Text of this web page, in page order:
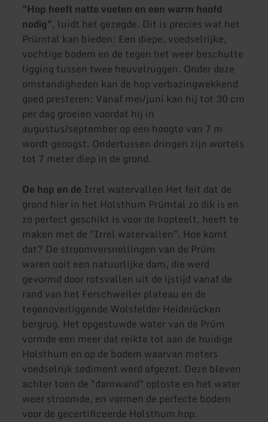
"Hop heeft natte voeten en een warm hoofd
nodig", luidt het gezegde. Dit is precies wat het
Prümtal kan bieden: Een diepe, voedselrijke,
vochtige bodem en de tegen het weer beschutte
ligging tussen twee heuvelruggen. Onder deze
omstandigheden kan de hop verbazingwekkend
goed presteren: Vanaf mei/juni kan hij tot 30 cm
per dag groeien voordat hij in
augustus/september op een hoogte van 7 m
wordt geoogst. Ondertussen dringen zijn wortels
tot 7 meter diep in de grond.
De hop en de Irrel watervallen Het feit dat de
grond hier in het Holsthum Prümtal zo dik is en
zo perfect geschikt is voor de hopteelt, heeft te
maken met de "Irrel watervallen". Hoe komt
dat? De stroomversnellingen van de Prüm
waren ooit een natuurlijke dam, die werd
gevormd door rotsvallen uit de ijstijd vanaf de
rand van het Ferschweiler plateau en de
tegenoverliggende Wolsfelder Heiderücken
bergrug. Het opgestuwde water van de Prüm
vormde een meer dat reikte tot aan de huidige
Holsthum en op de bodem waarvan meters
voedselrijk sediment werd afgezet. Deze bleven
achter toen de "damwand" oploste en het water
weer stroomde, en vormen de perfecte bodem
voor de gecertificeerde Holsthum hop.